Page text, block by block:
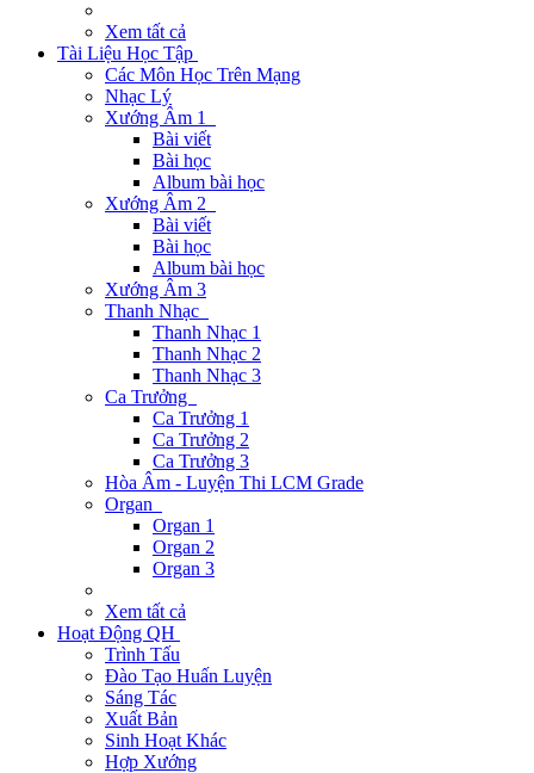
Xem tất cả
Tài Liệu Học Tập
Các Môn Học Trên Mạng
Nhạc Lý
Xướng Âm 1
Bài viết
Bài học
Album bài học
Xướng Âm 2
Bài viết
Bài học
Album bài học
Xướng Âm 3
Thanh Nhạc
Thanh Nhạc 1
Thanh Nhạc 2
Thanh Nhạc 3
Ca Trưởng
Ca Trưởng 1
Ca Trưởng 2
Ca Trưởng 3
Hòa Âm - Luyện Thi LCM Grade
Organ
Organ 1
Organ 2
Organ 3
Xem tất cả
Hoạt Động QH
Trình Tấu
Đào Tạo Huấn Luyện
Sáng Tác
Xuất Bản
Sinh Hoạt Khác
Hợp Xướng